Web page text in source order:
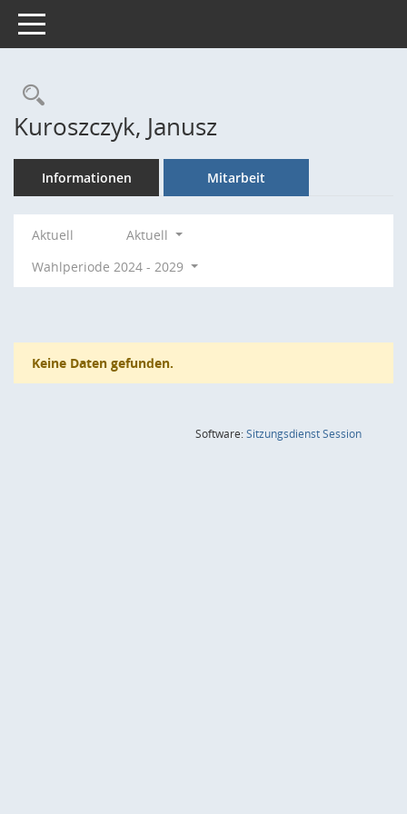
Toggle navigation
Rechercheauswahl
Kuroszczyk, Janusz
Informationen Mitarbeit
Aktuell
Aktuell
Wahlperiode 2024 - 2029
Keine Daten gefunden.
Software:SitzungsdienstSession(Wird in